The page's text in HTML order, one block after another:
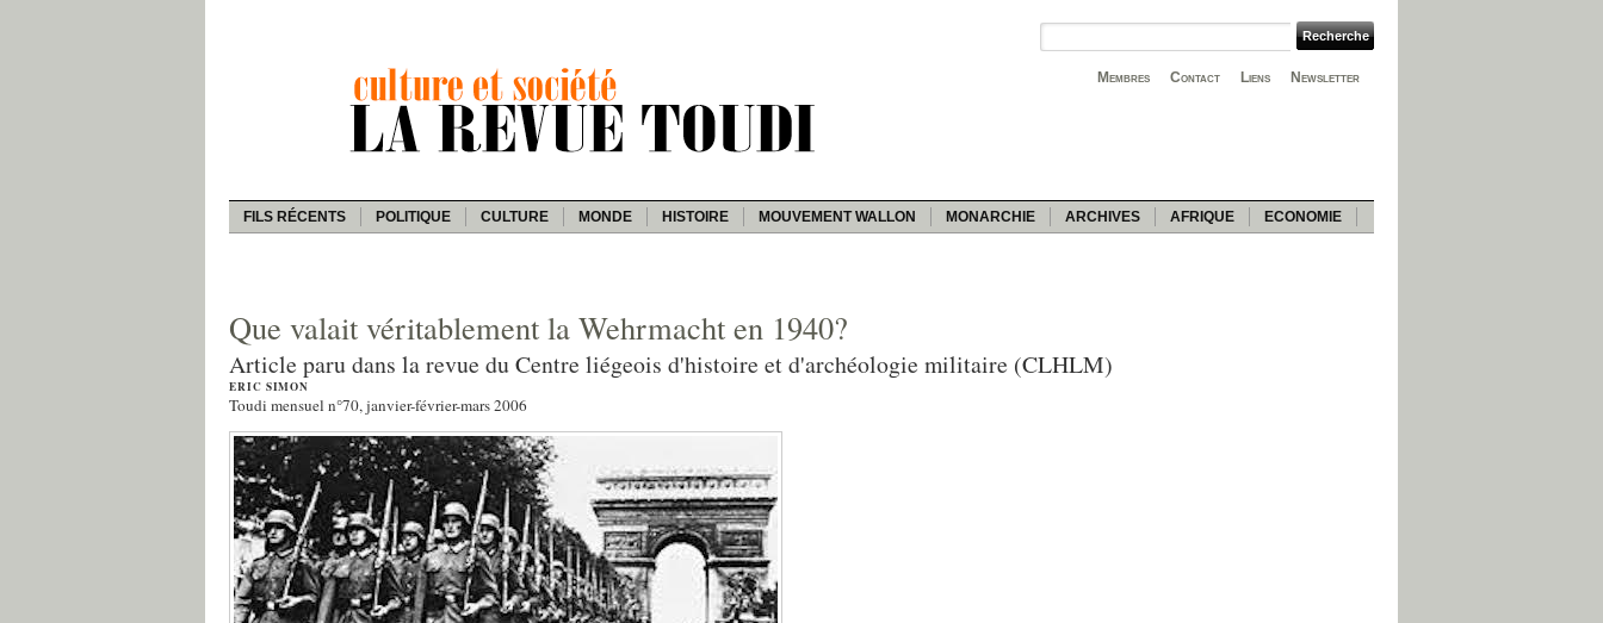
Newsletter
Liens
Contact
Membres
FILS RÉCENTS POLITIQUE CULTURE MONDE HISTOIRE MOUVEMENT WALLON MONARCHIE ARCHIVES AFRIQUE ECONOMIE
Que valait véritablement la Wehrmacht en 1940?
Article paru dans la revue du Centre liégeois d'histoire et d'archéologie militaire (CLHLM)
ERIC SIMON
Toudi mensuel n°70, janvier-février-mars 2006